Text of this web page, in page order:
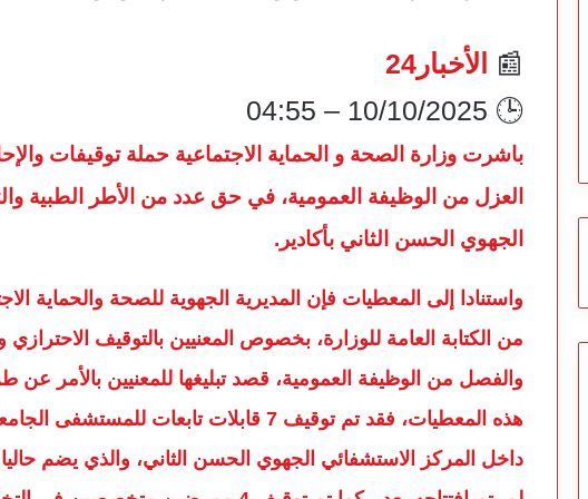
📰
الأخبار24
🕒 10/10/2025 – 04:55
باشرت وزارة الصحة و الحماية الاجتماعية حملة توقيفات والإحالة على المجالس التأديبية و
العزل من الوظيفة العمومية، في حق عدد من الأطر الطبية
الجهوي الحسن الثاني بأكادير.
واستنادا إلى المعطيات فإن المديرية الجهوية للصحة والحماية
من الكتابة العامة للوزارة، بخصوص المعنيين بالتوقيف الاحترازي
والفصل من الوظيفة العمومية، قصد تبليغها للمعنيين بالأمر
هذه المعطيات، فقد تم توقيف 7 قابلات تابعات
داخل المركز الاستشفائي الجهوي الحسن الثاني، والذي يضم